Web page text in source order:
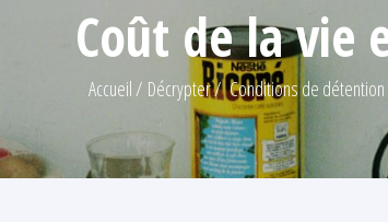
Coût de la vie
Accueil Décrypter Conditions de détention